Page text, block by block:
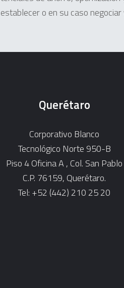
o en su caso negociar
Querétaro
Corporativo Blanco
Tecnológico Norte 950-B
Piso 4 Oficina A , Col. San Pablo
C.P. 76159, Querétaro.
Tel: +52 (442) 210 25 20